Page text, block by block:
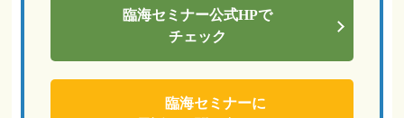
臨海セミナー公式HPで
チェック
臨海セミナーに